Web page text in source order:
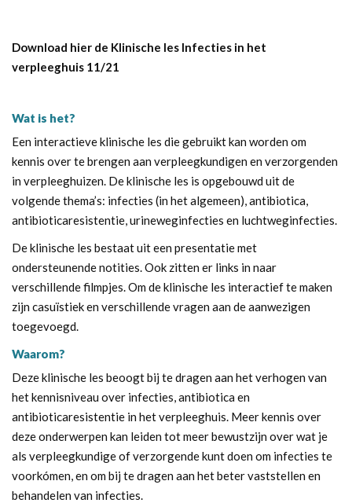
Download hier de Klinische les Infecties in het
verpleeghuis 11/21
Wat is het?
Een interactieve klinische les die gebruikt kan worden om
kennis over te brengen aan verpleegkundigen en verzorgenden
in verpleeghuizen. De klinische les is opgebouwd uit de
volgende thema’s: infecties (in het algemeen), antibiotica,
antibioticaresistentie, urineweginfecties en luchtweginfecties.
De klinische les bestaat uit een presentatie met
ondersteunende notities. Ook zitten er links in naar
verschillende filmpjes. Om de klinische les interactief te maken
zijn casuïstiek en verschillende vragen aan de aanwezigen
toegevoegd.
Waarom?
Deze klinische les beoogt bij te dragen aan het verhogen van
het kennisniveau over infecties, antibiotica en
antibioticaresistentie in het verpleeghuis. Meer kennis over
deze onderwerpen kan leiden tot meer bewustzijn over wat je
als verpleegkundige of verzorgende kunt doen om infecties te
voorkómen, en om bij te dragen aan het beter vaststellen en
behandelen van infecties.